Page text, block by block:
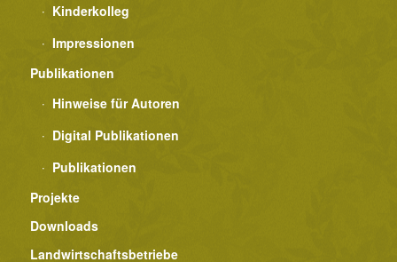
Kinderkolleg
Impressionen
Publikationen
Hinweise für Autoren
Digital Publikationen
Publikationen
Projekte
Downloads
Landwirtschaftsbetriebe